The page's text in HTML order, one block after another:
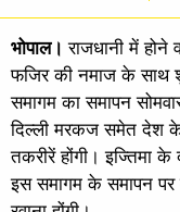
भोपाल। राजधानी में होने
फजिर की नमाज के साथ
समागम का समापन
दिल्ली मरकज समेत देश
तकरीरें होंगी। इज्तिमा
इस समागम के समापन पर